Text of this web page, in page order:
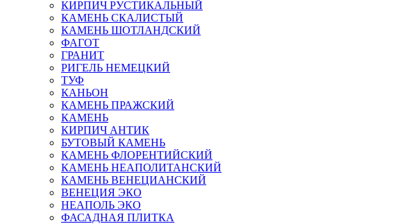
КИРПИЧ РУСТИКАЛЬНЫЙ
КАМЕНЬ СКАЛИСТЫЙ
КАМЕНЬ ШОТЛАНДСКИЙ
ФАГОТ
ГРАНИТ
РИГЕЛЬ НЕМЕЦКИЙ
ТУФ
КАНЬОН
КАМЕНЬ ПРАЖСКИЙ
КАМЕНЬ
КИРПИЧ АНТИК
БУТОВЫЙ КАМЕНЬ
КАМЕНЬ ФЛОРЕНТИЙСКИЙ
КАМЕНЬ НЕАПОЛИТАНСКИЙ
КАМЕНЬ ВЕНЕЦИАНСКИЙ
ВЕНЕЦИЯ ЭКО
НЕАПОЛЬ ЭКО
ФАСАДНАЯ ПЛИТКА